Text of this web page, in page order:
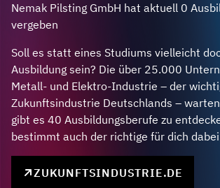
Nemak Pilsting GmbH hat aktuell 0
vergeben
Soll es statt eines Studiums vielleicht
Ausbildung sein? Die über 25.000
Metall- und Elektro-Industrie – der
Zukunftsindustrie Deutschlands –
gibt es 40 Ausbildungsberufe zu
bestimmt auch der richtige für dich
ZUKUNFTSINDUSTRIE.DE